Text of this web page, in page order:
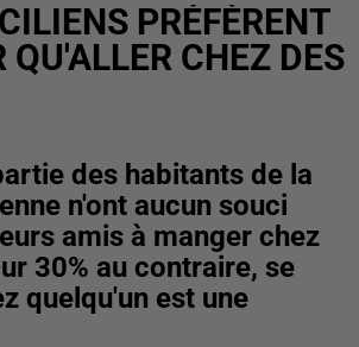
PRÉFÈRENT
QU'ALLER CHEZ DES
des habitants de la
n'ont aucun souci
amis à manger chez
30% au contraire, se
quelqu'un est une